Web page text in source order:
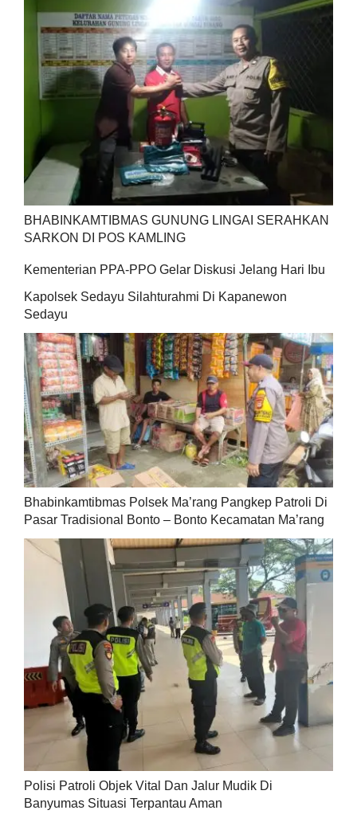
BHABINKAMTIBMAS GUNUNG LINGAI SERAHKAN
SARKON DI POS KAMLING
Kementerian PPA-PPO Gelar Diskusi Jelang Hari Ibu
Kapolsek Sedayu Silahturahmi Di Kapanewon
Sedayu
Bhabinkamtibmas Polsek Ma’rang Pangkep Patroli Di
Pasar Tradisional Bonto – Bonto Kecamatan Ma’rang
Polisi Patroli Objek Vital Dan Jalur Mudik Di
Banyumas Situasi Terpantau Aman